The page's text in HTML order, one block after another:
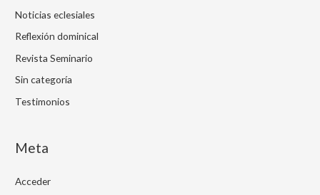
Noticias eclesiales
Reflexión dominical
Revista Seminario
Sin categoría
Testimonios
Meta
Acceder